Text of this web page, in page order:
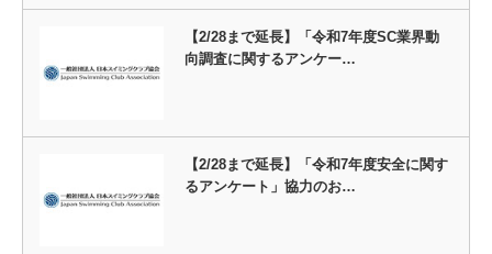
【2/28まで延長】「令和7年度SC業界動
向調査に関するアンケー…
【2/28まで延長】「令和7年度安全に関す
るアンケート」協力のお…